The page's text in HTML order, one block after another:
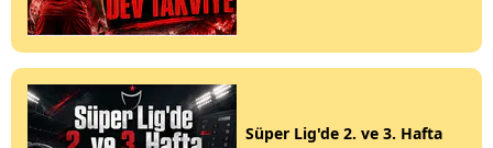
Süper Lig'de 2. ve 3. Hafta